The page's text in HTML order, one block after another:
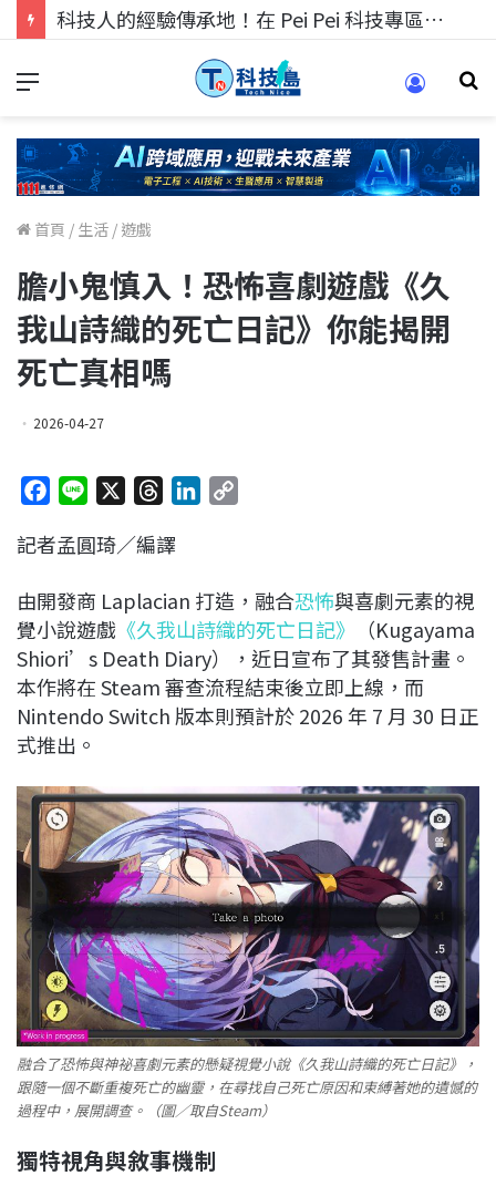
科技人找工作，就到TECH+ 科技專區!
首頁 / 生活 / 遊戲
膽小鬼慎入！恐怖喜劇遊戲《久
我山詩織的死亡日記》你能揭開
死亡真相嗎
2026-04-27
c
b
o
o
k
n
r
a
d
s
e
d
I
n
L
i
n
k
記者孟圓琦／編譯
由開發商 Laplacian 打造，融合恐怖與喜劇元素的視
覺小說遊戲 《久我山詩織的死亡日記》
（Kugayama
Shiori’s Death Diary），近日宣布了其發售計畫。
本作將在 Steam 審查流程結束後立即上線，而
Nintendo Switch 版本則預計於 2026 年 7 月 30 日正
式推出。
融合了恐怖與神祕喜劇元素的懸疑視覺小說《久我山詩織的死亡日記》，
跟隨一個不斷重複死亡的幽靈，在尋找自己死亡原因和束縛著她的遺憾的
過程中，展開調查。（圖／取自Steam）
獨特視角與敘事機制